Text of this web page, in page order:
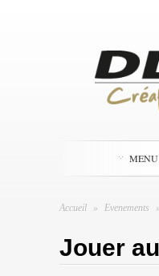
Accueil » Evenements »
Jouer